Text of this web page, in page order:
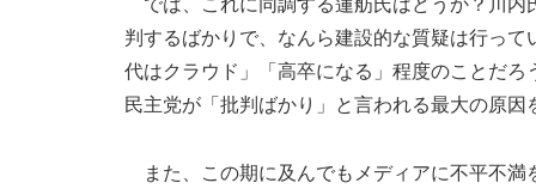
では、これに同調する蓮舫氏はどうか？川内
判するばかりで、なんら建設的な質疑は行っ
代はクラウド」「高卒になる」程度のことだ
民主党が「批判ばかり」と言われる最大の原因
また、この期に及んでもメディアに不平不満